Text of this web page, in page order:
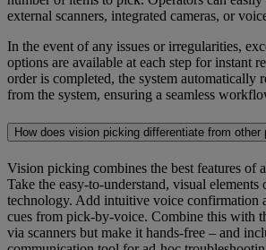
external scanners, integrated cameras, or
In the event of any issues or irregularities,
options are available at each step for instant
order is completed, the system automatically
from the system, ensuring a seamless
How does vision picking differentiate from other
Vision picking combines the best features of
Take the easy-to-understand, visual
technology. Add intuitive voice confirmation
cues from pick-by-voice. Combine this with
via scanners but make it hands-free – and